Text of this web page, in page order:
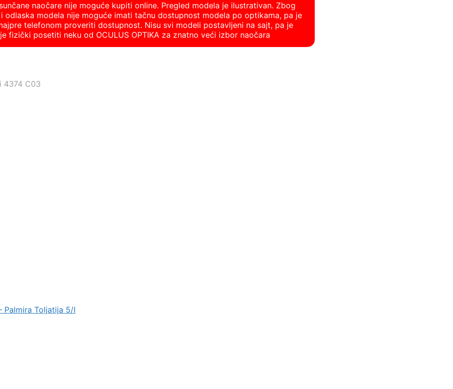
naočare nije moguće kupiti online. Pregled modela je ilustrativan. Zbog
odlaska modela nije moguće imati tačnu dostupnost modela po optikama, pa je
telefonom proveriti dostupnost. Nisu svi modeli postavljeni na sajt, pa je
fizički posetiti neku od OCULUS OPTIKA za znatno veći izbor naočara
4374 C03
Palmira Toljatija 5/I